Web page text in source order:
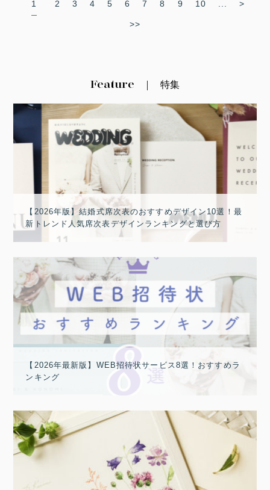
1 2 3 4 5 6 7 8 9 10 ... >
>>
Feature 特集
【2026年版】結婚式席次表のおすすめデザイン10選！最
新トレンド人気席次表デザインランキングと選び方
【2026年最新版】WEB招待状サービス8選！おすすめラ
ンキング